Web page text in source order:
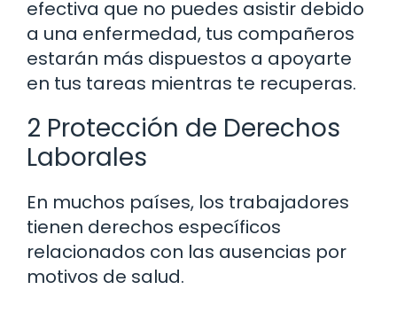
efectiva que no puedes asistir debido
a una enfermedad, tus compañeros
estarán más dispuestos a apoyarte
en tus tareas mientras te recuperas.
2 Protección de Derechos
Laborales
En muchos países, los trabajadores
tienen derechos específicos
relacionados con las ausencias por
motivos de salud.